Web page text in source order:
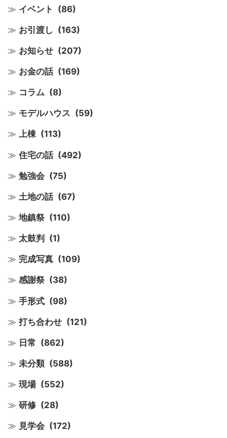
イベント (86)
お引渡し (163)
お知らせ (207)
お金の話 (169)
コラム (8)
モデルハウス (59)
上棟 (113)
住宅の話 (492)
勉強会 (75)
土地の話 (67)
地鎮祭 (110)
太鼓判 (1)
完成写真 (109)
感謝祭 (38)
手形式 (98)
打ち合わせ (121)
日常 (862)
未分類 (588)
現場 (552)
研修 (28)
見学会 (172)